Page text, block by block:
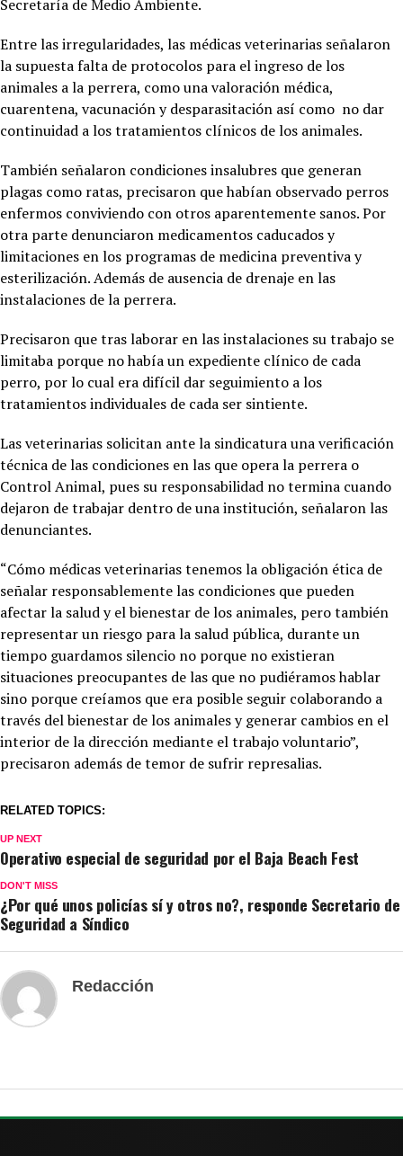
Secretaría de Medio Ambiente.
Entre las irregularidades, las médicas veterinarias señalaron
la supuesta falta de protocolos para el ingreso de los
animales a la perrera, como una valoración médica,
cuarentena, vacunación y desparasitación así como no dar
continuidad a los tratamientos clínicos de los animales.
También señalaron condiciones insalubres que generan
plagas como ratas, precisaron que habían observado perros
enfermos conviviendo con otros aparentemente sanos. Por
otra parte denunciaron medicamentos caducados y
limitaciones en los programas de medicina preventiva y
esterilización. Además de ausencia de drenaje en las
instalaciones de la perrera.
Precisaron que tras laborar en las instalaciones su trabajo se
limitaba porque no había un expediente clínico de cada
perro, por lo cual era difícil dar seguimiento a los
tratamientos individuales de cada ser sintiente.
Las veterinarias solicitan ante la sindicatura una verificación
técnica de las condiciones en las que opera la perrera o
Control Animal, pues su responsabilidad no termina cuando
dejaron de trabajar dentro de una institución, señalaron las
denunciantes.
“Cómo médicas veterinarias tenemos la obligación ética de
señalar responsablemente las condiciones que pueden
afectar la salud y el bienestar de los animales, pero también
representar un riesgo para la salud pública, durante un
tiempo guardamos silencio no porque no existieran
situaciones preocupantes de las que no pudiéramos hablar
sino porque creíamos que era posible seguir colaborando a
través del bienestar de los animales y generar cambios en el
interior de la dirección mediante el trabajo voluntario”,
precisaron además de temor de sufrir represalias.
RELATED TOPICS:
UP NEXT
Operativo especial de seguridad por el Baja Beach Fest
DON'T MISS
¿Por qué unos policías sí y otros no?, responde Secretario de
Seguridad a Síndico
Redacción